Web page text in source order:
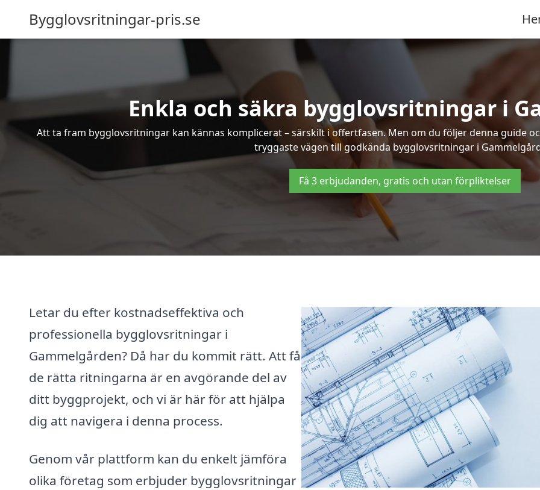
Bygglovsritningar-pris.se
Enkla och säkra bygglovsritningar i
Att ta fram bygglovsritningar kan kännas komplicerat – särskilt i offertfasen. Men om du följer denna guide
tryggaste vägen till godkända bygglovsritningar i
Få 3 erbjudanden, gratis och utan förpliktelser
Letar du efter kostnadseffektiva och
professionella bygglovsritningar i
Gammelgården? Då har du kommit rätt. Att få
de rätta ritningarna är en avgörande del av
ditt byggprojekt, och vi är här för att hjälpa
dig att navigera i denna process.
Genom vår plattform kan du enkelt jämföra
olika företag som erbjuder bygglovsritningar